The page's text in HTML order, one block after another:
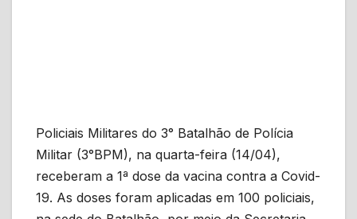
Policiais Militares do 3° Batalhão de Polícia
Militar (3°BPM), na quarta-feira (14/04),
receberam a 1ª dose da vacina contra a Covid-
19. As doses foram aplicadas em 100 policiais,